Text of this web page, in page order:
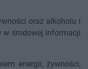
oraz alkoholu i
w środowej informacji
energii, żywności,